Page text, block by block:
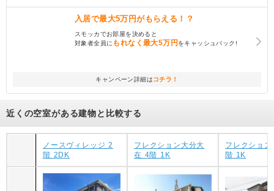
入居で最大5万円がもらえる！？
スモッカでお部屋を決めると
対象者全員に もれなく最大5万円をキャッシュバック!
キャンペーン詳細はコチラ！
近くの空室がある建物と比較する
ノースヴィレッジ 2
階 2DK
フレクション大分大
在 4階 1K
フレクショ
階 1K